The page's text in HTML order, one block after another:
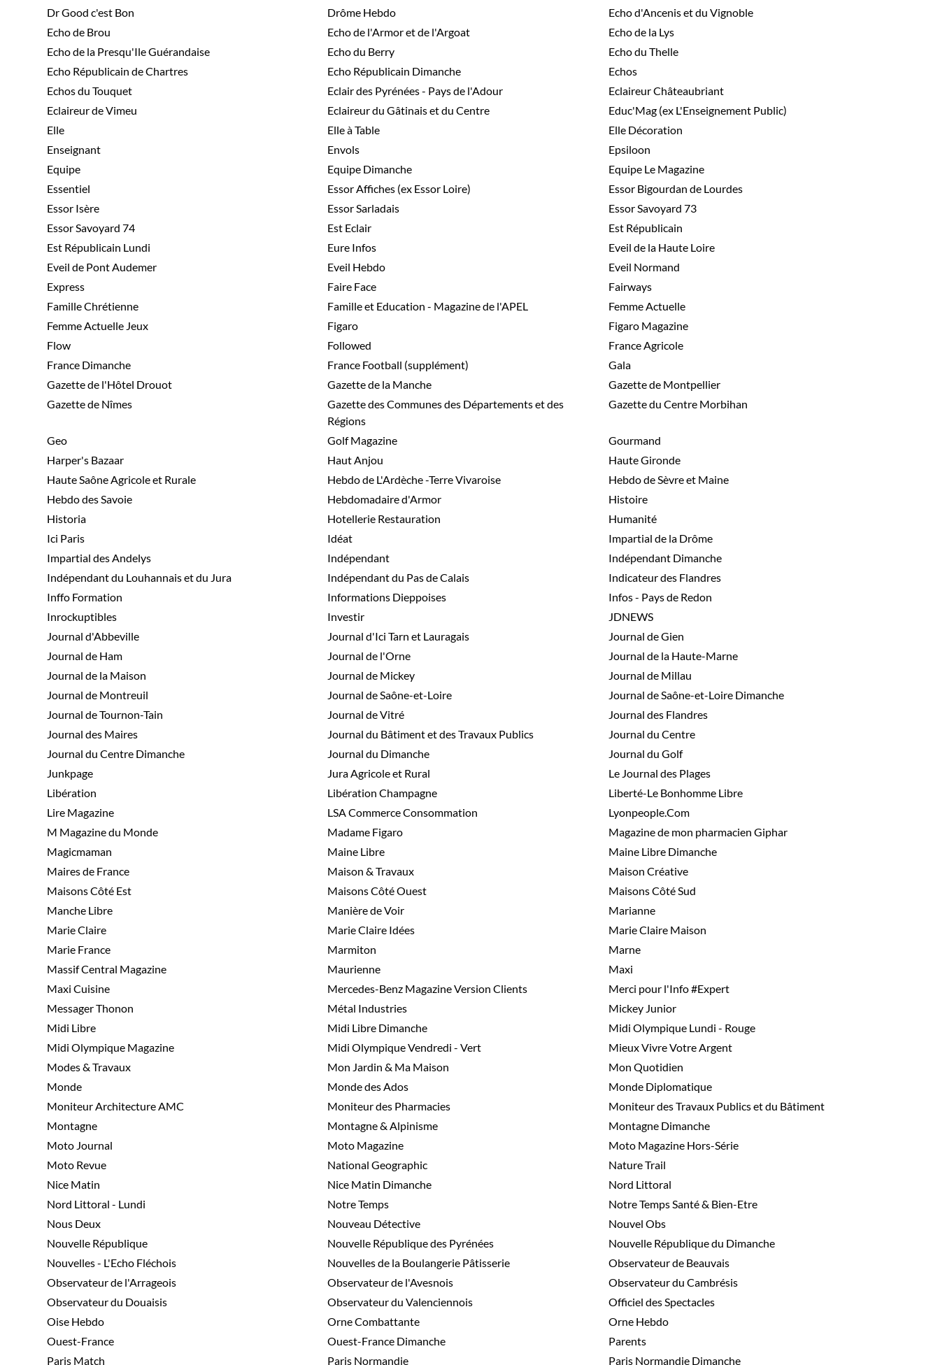
Dr Good c'est Bon
Drôme Hebdo
Echo d'Ancenis et du Vignoble
Echo de Brou
Echo de l'Armor et de l'Argoat
Echo de la Lys
Echo de la Presqu'Ile Guérandaise
Echo du Berry
Echo du Thelle
Echo Républicain de Chartres
Echo Républicain Dimanche
Echos
Echos du Touquet
Eclair des Pyrénées - Pays de l'Adour
Eclaireur Châteaubriant
Eclaireur de Vimeu
Eclaireur du Gâtinais et du Centre
Educ'Mag (ex L'Enseignement Public)
Elle
Elle à Table
Elle Décoration
Enseignant
Envols
Epsiloon
Equipe
Equipe Dimanche
Equipe Le Magazine
Essentiel
Essor Affiches (ex Essor Loire)
Essor Bigourdan de Lourdes
Essor Isère
Essor Sarladais
Essor Savoyard 73
Essor Savoyard 74
Est Eclair
Est Républicain
Est Républicain Lundi
Eure Infos
Eveil de la Haute Loire
Eveil de Pont Audemer
Eveil Hebdo
Eveil Normand
Express
Faire Face
Fairways
Famille Chrétienne
Famille et Education - Magazine de l'APEL
Femme Actuelle
Femme Actuelle Jeux
Figaro
Figaro Magazine
Flow
Followed
France Agricole
France Dimanche
France Football (supplément)
Gala
Gazette de l'Hôtel Drouot
Gazette de la Manche
Gazette de Montpellier
Gazette de Nîmes
Gazette des Communes des Départements et des
Régions
Gazette du Centre Morbihan
Geo Golf Magazine
Gourmand
Harper's Bazaar
Haut Anjou
Haute Gironde
Haute Saône Agricole et Rurale
Hebdo de L'Ardèche -Terre Vivaroise
Hebdo de Sèvre et Maine
Hebdo des Savoie
Hebdomadaire d'Armor
Histoire
Historia
Hotellerie Restauration
Humanité
Ici Paris
Idéat
Impartial de la Drôme
Impartial des Andelys
Indépendant
Indépendant Dimanche
Indépendant du Louhannais et du Jura
Indépendant du Pas de Calais
Indicateur des Flandres
Inffo Formation
Informations Dieppoises
Infos - Pays de Redon
Inrockuptibles
Investir
JDNEWS
Journal d'Abbeville
Journal d'Ici Tarn et Lauragais
Journal de Gien
Journal de Ham
Journal de l'Orne
Journal de la Haute-Marne
Journal de la Maison
Journal de Mickey
Journal de Millau
Journal de Montreuil
Journal de Saône-et-Loire
Journal de Saône-et-Loire Dimanche
Journal de Tournon-Tain
Journal de Vitré
Journal des Flandres
Journal des Maires
Journal du Bâtiment et des Travaux Publics
Journal du Centre
Journal du Centre Dimanche
Journal du Dimanche
Journal du Golf
Junkpage
Jura Agricole et Rural
Le Journal des Plages
Libération
Libération Champagne
Liberté-Le Bonhomme Libre
Lire Magazine
LSA Commerce Consommation
Lyonpeople.Com
M Magazine du Monde
Madame Figaro
Magazine de mon pharmacien Giphar
Magicmaman
Maine Libre
Maine Libre Dimanche
Maires de France
Maison & Travaux
Maison Créative
Maisons Côté Est
Maisons Côté Ouest
Maisons Côté Sud
Manche Libre
Manière de Voir
Marianne
Marie Claire
Marie Claire Idées
Marie Claire Maison
Marie France
Marmiton
Marne
Massif Central Magazine
Maurienne
Maxi
Maxi Cuisine
Mercedes-Benz Magazine Version Clients
Merci pour l'Info #Expert
Messager Thonon
Métal Industries
Mickey Junior
Midi Libre
Midi Libre Dimanche
Midi Olympique Lundi - Rouge
Midi Olympique Magazine
Midi Olympique Vendredi - Vert
Mieux Vivre Votre Argent
Modes & Travaux
Mon Jardin & Ma Maison
Mon Quotidien
Monde
Monde des Ados
Monde Diplomatique
Moniteur Architecture AMC
Moniteur des Pharmacies
Moniteur des Travaux Publics et du Bâtiment
Montagne
Montagne & Alpinisme
Montagne Dimanche
Moto Journal
Moto Magazine
Moto Magazine Hors-Série
Moto Revue
National Geographic
Nature Trail
Nice Matin
Nice Matin Dimanche
Nord Littoral
Nord Littoral - Lundi
Notre Temps
Notre Temps Santé & Bien-Etre
Nous Deux
Nouveau Détective
Nouvel Obs
Nouvelle République
Nouvelle République des Pyrénées
Nouvelle République du Dimanche
Nouvelles - L'Echo Fléchois
Nouvelles de la Boulangerie Pâtisserie
Observateur de Beauvais
Observateur de l'Arrageois
Observateur de l'Avesnois
Observateur du Cambrésis
Observateur du Douaisis
Observateur du Valenciennois
Officiel des Spectacles
Oise Hebdo
Orne Combattante
Orne Hebdo
Ouest-France
Ouest-France Dimanche
Parents
Paris Match
Paris Normandie Paris Normandie Dimanche